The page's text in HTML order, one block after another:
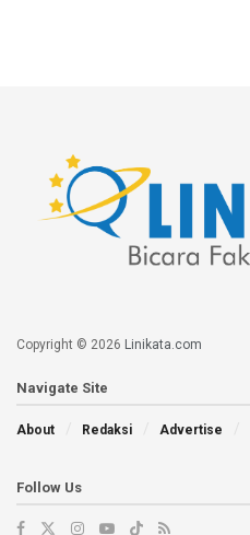
Copyright © 2026 Linikata.com
Navigate Site
About Redaksi Advertise
Follow Us